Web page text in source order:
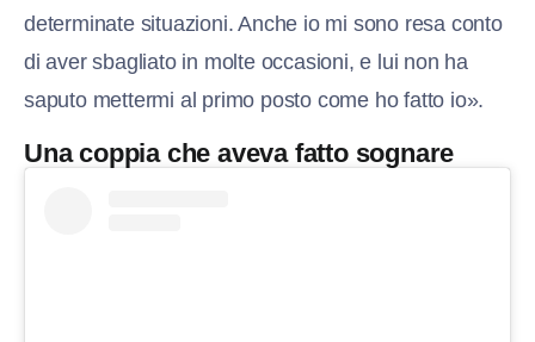
determinate situazioni. Anche io mi sono resa conto
di aver sbagliato in molte occasioni, e lui non ha
saputo mettermi al primo posto come ho fatto io».
Una coppia che aveva fatto sognare